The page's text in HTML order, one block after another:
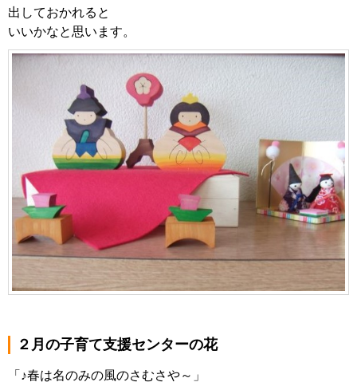
出しておかれると
いいかなと思います。
２月の子育て支援センターの花
「♪春は名のみの風のさむさや～」